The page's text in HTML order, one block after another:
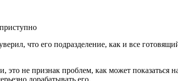
что его подразделение, как и все
не признак проблем, как может показаться